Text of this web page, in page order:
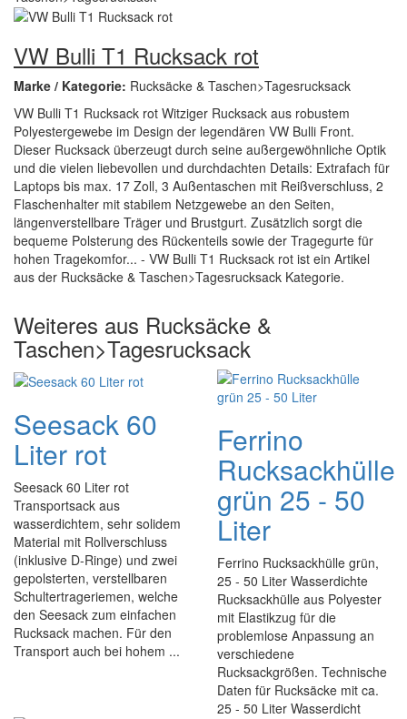
VW Bulli T1 Rucksack rot
Marke / Kategorie: Rucksäcke & Taschen>Tagesrucksack
VW Bulli T1 Rucksack rot Witziger Rucksack aus robustem
Polyestergewebe im Design der legendären VW Bulli Front.
Dieser Rucksack überzeugt durch seine außergewöhnliche Optik
und die vielen liebevollen und durchdachten Details: Extrafach für
Laptops bis max. 17 Zoll, 3 Außentaschen mit Reißverschluss, 2
Flaschenhalter mit stabilem Netzgewebe an den Seiten,
längenverstellbare Träger und Brustgurt. Zusätzlich sorgt die
bequeme Polsterung des Rückenteils sowie der Tragegurte für
hohen Tragekomfor... - VW Bulli T1 Rucksack rot ist ein Artikel
aus der Rucksäcke & Taschen>Tagesrucksack Kategorie.
Weiteres aus Rucksäcke &
Taschen>Tagesrucksack
Seesack 60
Liter rot
Seesack 60 Liter rot
Transportsack aus
wasserdichtem, sehr solidem
Material mit Rollverschluss
(inklusive D-Ringe) und zwei
gepolsterten, verstellbaren
Schultertrageriemen, welche
den Seesack zum einfachen
Rucksack machen. Für den
Transport auch bei hohem ...
Ferrino
Rucksackhülle
grün 25 - 50
Liter
Ferrino Rucksackhülle grün,
25 - 50 Liter Wasserdichte
Rucksackhülle aus Polyester
mit Elastikzug für die
problemlose Anpassung an
verschiedene
Rucksackgrößen. Technische
Daten für Rucksäcke mit ca.
25 - 50 Liter Wasserdicht